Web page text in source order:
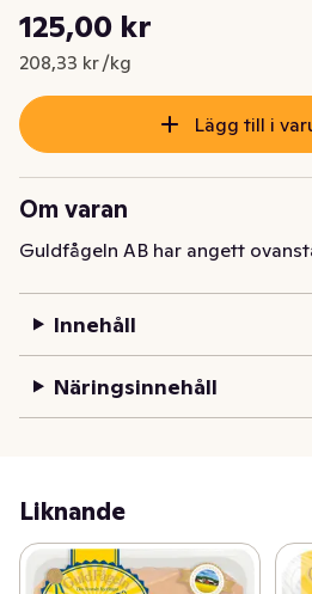
Nuvarande pris är: 125,00 kr
125,00 kr
208,33 kr /kg
Styckpris: 208,33 kr /kg
Lägg till i
Om varan
Guldfågeln AB har angett
Innehåll
Näringsinnehåll
Liknande